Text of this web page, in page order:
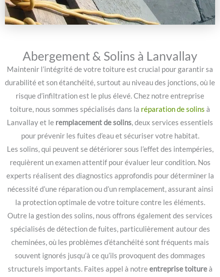
Abergement & Solins à Lanvallay
Maintenir l’intégrité de votre toiture est crucial pour garantir sa
durabilité et son étanchéité, surtout au niveau des jonctions, où le
risque d’infiltration est le plus élevé. Chez notre entreprise
toiture, nous sommes spécialisés dans la réparation de solins à
Lanvallay et le remplacement de solins, deux services essentiels
pour prévenir les fuites d’eau et sécuriser votre habitat.
Les solins, qui peuvent se détériorer sous l’effet des intempéries,
requièrent un examen attentif pour évaluer leur condition. Nos
experts réalisent des diagnostics approfondis pour déterminer la
nécessité d’une réparation ou d’un remplacement, assurant ainsi
la protection optimale de votre toiture contre les éléments.
Outre la gestion des solins, nous offrons également des services
spécialisés de détection de fuites, particulièrement autour des
cheminées, où les problèmes d’étanchéité sont fréquents mais
souvent ignorés jusqu’à ce qu’ils provoquent des dommages
structurels importants. Faites appel à notreentreprise toitureà